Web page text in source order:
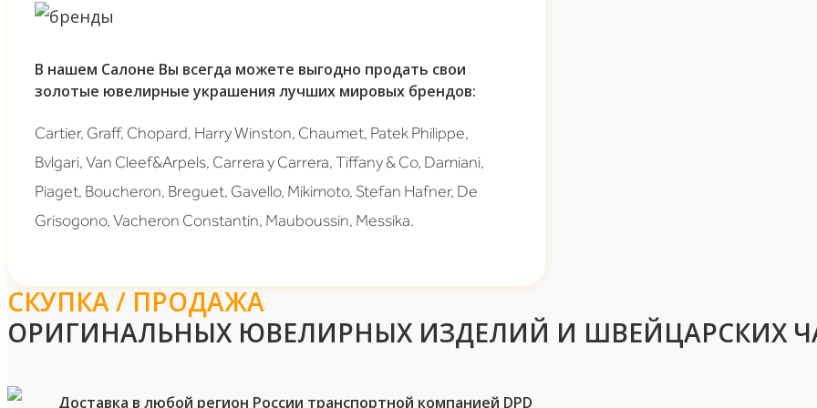
В нашем Салоне Вы всегда можете выгодно продать свои
золотые ювелирные украшения лучших мировых брендов:
Cartier, Graff, Chopard, Harry Winston, Chaumet, Patek Philippe,
Bvlgari, Van Cleef&Arpels, Carrera y Carrera, Tiffany & Co, Damiani,
Piaget, Boucheron, Breguet, Gavello, Mikimoto, Stefan Hafner, De
Grisogono, Vacheron Constantin, Mauboussin, Messika.
СКУПКА / ПРОДАЖА
ОРИГИНАЛЬНЫХ ЮВЕЛИРНЫХ ИЗДЕЛИЙ И ШВЕЙЦАРСКИХ
Доставка в любой регион России транспортной компанией DPD